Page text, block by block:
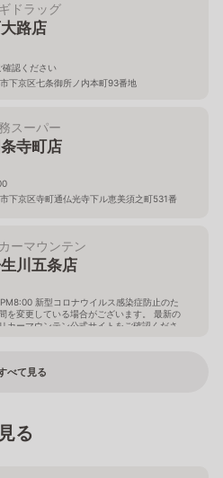
ドラッグ
路店
確認ください
下京区七条御所ノ内本町93番地
スーパー
条寺町店
下京区寺町通仏光寺下ル恵美須之町531番
ーマウンテン
川五条店
新型コロナウイルス感染症防止のた
を変更している場合がございます。 最新の
カーマウンテン公式サイトをご確認くださ
べて見る
る